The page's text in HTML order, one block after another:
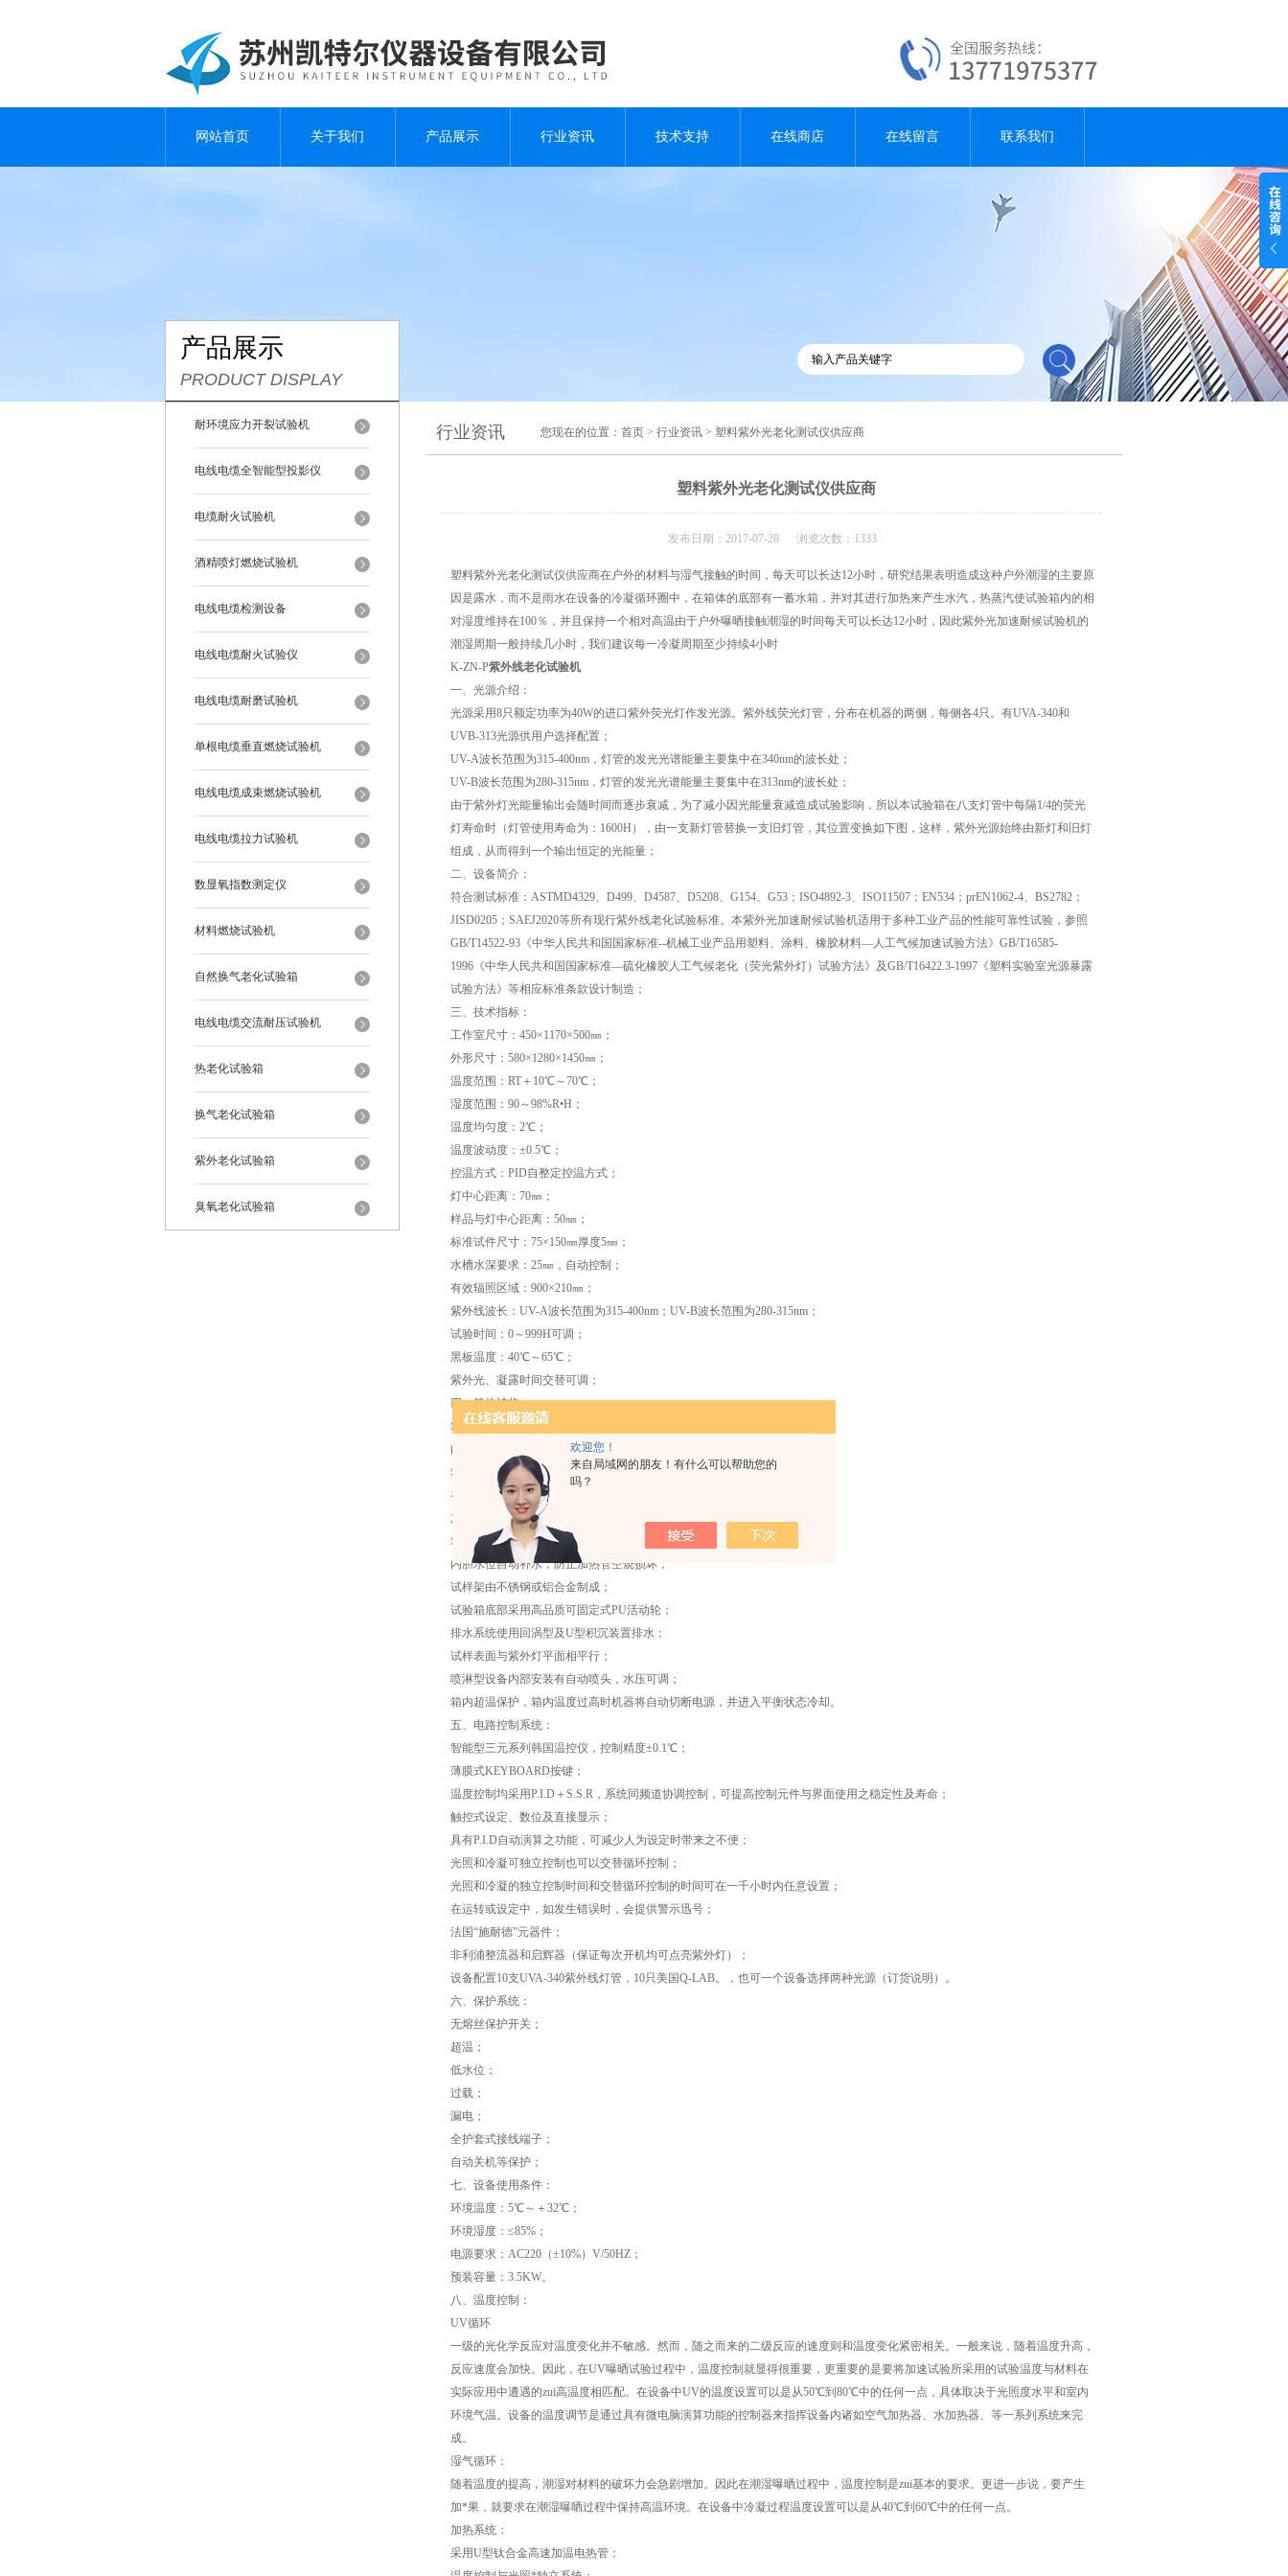
欢迎您！
来自局域网的朋友！有什么可以帮助您的
吗？
网站首页 关于我们 产品展示 行业资讯 技术支持 在线商店 在线留言 联系我们
产品展示
PRODUCT DISPLAY
耐环境应力开裂试验机
电线电缆全智能型投影仪
电缆耐火试验机
酒精喷灯燃烧试验机
电线电缆检测设备
电线电缆耐火试验仪
电线电缆耐磨试验机
单根电缆垂直燃烧试验机
电线电缆成束燃烧试验机
电线电缆拉力试验机
数显氧指数测定仪
材料燃烧试验机
自然换气老化试验箱
电线电缆交流耐压试验机
热老化试验箱
换气老化试验箱
紫外老化试验箱
臭氧老化试验箱
行业资讯 您现在的位置： 首页 > 行业资讯 > 塑料紫外光老化测试仪供应商
塑料紫外光老化测试仪供应商
发布日期：2017-07-28 浏览次数：1333
塑料紫外光老化测试仪供应商在户外的材料与湿气接触的时间，每天可以长达12小时，研究结果表明造成这种户外潮湿的主要原
因是露水，而不是雨水在设备的冷凝循环圈中，在箱体的底部有一蓄水箱，并对其进行加热来产生水汽，热蒸汽使试验箱内的相
对湿度维持在100％，并且保持一个相对高温由于户外曝晒接触潮湿的时间每天可以长达12小时，因此紫外光加速耐候试验机的
潮湿周期一般持续几小时，我们建议每一冷凝周期至少持续4小时
K-ZN-P紫外线老化试验机
一、光源介绍：
光源采用8只额定功率为40W的进口紫外荧光灯作发光源。紫外线荧光灯管，分布在机器的两侧，每侧各4只。有UVA-340和
UVB-313光源供用户选择配置；
UV-A波长范围为315-400nm，灯管的发光光谱能量主要集中在340nm的波长处；
UV-B波长范围为280-315nm，灯管的发光光谱能量主要集中在313nm的波长处；
由于紫外灯光能量输出会随时间而逐步衰减，为了减小因光能量衰减造成试验影响，所以本试验箱在八支灯管中每隔1/4的荧光
灯寿命时（灯管使用寿命为：1600H），由一支新灯管替换一支旧灯管，其位置变换如下图，这样，紫外光源始终由新灯和旧灯
组成，从而得到一个输出恒定的光能量；
二、设备简介：
符合测试标准：ASTMD4329、D499、D4587、D5208、G154、G53；ISO4892-3、ISO11507；EN534；prEN1062-4、BS2782；
JISD0205；SAEJ2020等所有现行紫外线老化试验标准。本紫外光加速耐候试验机适用于多种工业产品的性能可靠性试验，参照
GB/T14522-93《中华人民共和国国家标准--机械工业产品用塑料、涂料、橡胶材料—人工气候加速试验方法》GB/T16585-
1996《中华人民共和国国家标准—硫化橡胶人工气候老化（荧光紫外灯）试验方法》及GB/T16422.3-1997《塑料实验室光源暴露
试验方法》等相应标准条款设计制造；
三、技术指标：
工作室尺寸：450×1170×500㎜；
外形尺寸：580×1280×1450㎜；
温度范围：RT＋10℃～70℃；
湿度范围：90～98%R•H；
温度均匀度：2℃；
温度波动度：±0.5℃；
控温方式：PID自整定控温方式；
灯中心距离：70㎜；
样品与灯中心距离：50㎜；
标准试件尺寸：75×150㎜厚度5㎜；
水槽水深要求：25㎜，自动控制；
有效辐照区域：900×210㎜；
紫外线波长：UV-A波长范围为315-400nm；UV-B波长范围为280-315nm；
试验时间：0～999H可调；
黑板温度：40℃～65℃；
紫外光、凝露时间交替可调；
四、箱体结构：
箱体外壳材料：SUS不锈钢板喷塑处理；
内胆材料：SUS不锈钢板；
箱盖材料：SUS不锈钢板喷塑处理；
在工作室的两边共安装8支UV－A或UV－B的紫外灯管；
加热方式为内胆水槽式加热，升温快，温度分布均匀；
箱盖为双向翻盖式，开闭轻松自如；
内胆水位自动补水，防止加热管空烧损坏；
试样架由不锈钢或铝合金制成；
试验箱底部采用高品质可固定式PU活动轮；
排水系统使用回涡型及U型积沉装置排水；
试样表面与紫外灯平面相平行；
喷淋型设备内部安装有自动喷头，水压可调；
箱内超温保护，箱内温度过高时机器将自动切断电源，并进入平衡状态冷却。
五、电路控制系统：
智能型三元系列韩国温控仪，控制精度±0.1℃；
薄膜式KEYBOARD按键；
温度控制均采用P.I.D＋S.S.R，系统同频道协调控制，可提高控制元件与界面使用之稳定性及寿命；
触控式设定、数位及直接显示；
具有P.I.D自动演算之功能，可减少人为设定时带来之不便；
光照和冷凝可独立控制也可以交替循环控制；
光照和冷凝的独立控制时间和交替循环控制的时间可在一千小时内任意设置；
在运转或设定中，如发生错误时，会提供警示迅号；
法国“施耐德”元器件；
非利浦整流器和启辉器（保证每次开机均可点亮紫外灯）；
设备配置10支UVA-340紫外线灯管，10只美国Q-LAB。，也可一个设备选择两种光源（订货说明）。
六、保护系统：
无熔丝保护开关；
超温；
低水位；
过载；
漏电；
全护套式接线端子；
自动关机等保护；
七、设备使用条件：
环境温度：5℃～＋32℃；
环境湿度：≤85%；
电源要求：AC220（±10%）V/50HZ；
预装容量：3.5KW。
八、温度控制：
UV循环
一级的光化学反应对温度变化并不敏感。然而，随之而来的二级反应的速度则和温度变化紧密相关。一般来说，随着温度升高，
反应速度会加快。因此，在UV曝晒试验过程中，温度控制就显得很重要，更重要的是要将加速试验所采用的试验温度与材料在
实际应用中遭遇的zui高温度相匹配。在设备中UV的温度设置可以是从50℃到80℃中的任何一点，具体取决于光照度水平和室内
环境气温。设备的温度调节是通过具有微电脑演算功能的控制器来指挥设备内诸如空气加热器、水加热器、等一系列系统来完
成。
湿气循环：
随着温度的提高，潮湿对材料的破坏力会急剧增加。因此在潮湿曝晒过程中，温度控制是zui基本的要求。更进一步说，要产生
加*果，就要求在潮湿曝晒过程中保持高温环境。在设备中冷凝过程温度设置可以是从40℃到60℃中的任何一点。
加热系统：
采用U型钛合金高速加温电热管；